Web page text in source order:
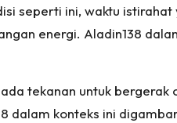
seperti ini, waktu
energi. Aladin138
tekanan untuk bergerak
dalam konteks ini